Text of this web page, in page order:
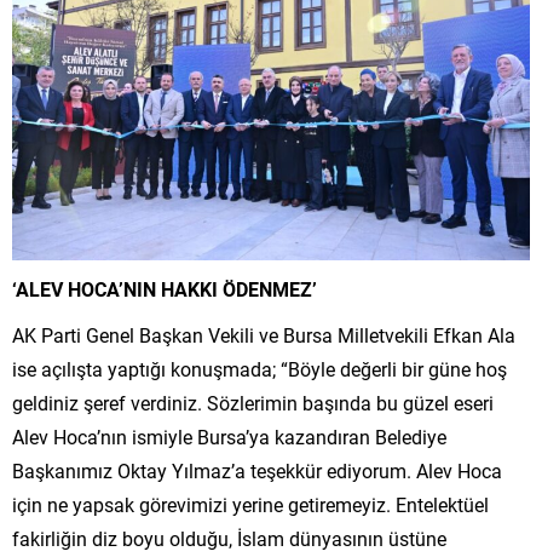
‘ALEV HOCA’NIN HAKKI ÖDENMEZ’
AK Parti Genel Başkan Vekili ve Bursa Milletvekili Efkan Ala
ise açılışta yaptığı konuşmada; “Böyle değerli bir güne hoş
geldiniz şeref verdiniz. Sözlerimin başında bu güzel eseri
Alev Hoca’nın ismiyle Bursa’ya kazandıran Belediye
Başkanımız Oktay Yılmaz’a teşekkür ediyorum. Alev Hoca
için ne yapsak görevimizi yerine getiremeyiz. Entelektüel
fakirliğin diz boyu olduğu, İslam dünyasının üstüne